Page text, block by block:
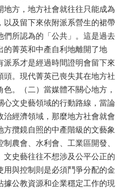
方，地方社會就往往只能成為
以及留下來依附派系營生的裙帶
們所認為的「公共」。這是過去
的菁英和中產自利地離開了地
系才是經過時間證明會留下來
頭。現代菁英已喪失其在地方社
。（二）當媒體不關心地方，
心文史藝領域的行動路線，當論
經濟領域，那麼地方社會就會
攬鏡自照的中產階級的文藝象
農會、水利會、工業區開發、
史藝往往不想涉及公平公正的
用與控制則是必須鬥爭分配的金
據公教資源和企業穩定工作的現